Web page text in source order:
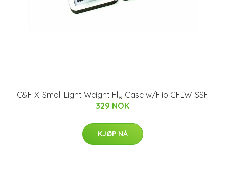
C&F X-Small Light Weight Fly Case w/Flip CFLW-SSF
329 NOK
KJØP NÅ